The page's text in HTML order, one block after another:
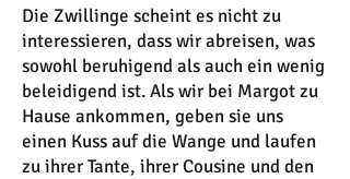
Die Zwillinge scheint es nicht zu
interessieren, dass wir abreisen, was
sowohl beruhigend als auch ein wenig
beleidigend ist. Als wir bei Margot zu
Hause ankommen, geben sie uns
einen Kuss auf die Wange und laufen
zu ihrer Tante, ihrer Cousine und den